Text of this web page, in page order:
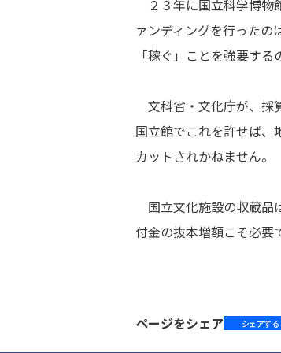
２３年に国立科学博物
ァンディングを行ったの
「稼ぐ」ことを強要す
文科省・文化庁が、採
国立館でこれを許せば、
カットされかねません。
国立文化施設の収蔵品
付金の抜本増額こそ必要
ページをシェア シェアする